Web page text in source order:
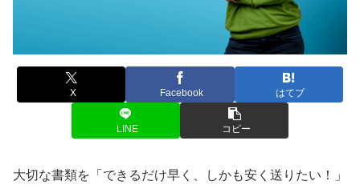
X Facebook はてブ
LINE コピー
大切な書類を「できるだけ早く、しかも安く送りたい！」